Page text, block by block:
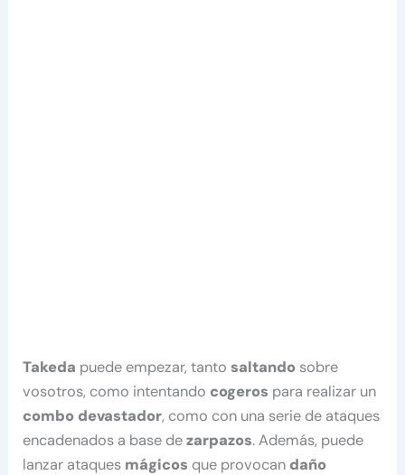
Takeda puede empezar, tantosaltando sobre
vosotros, como intentando cogeros para realizar un
combo devastador, como con una serie de ataques
encadenados a base dezarpazos. Además, puede
lanzar ataques mágicos que provocan daño